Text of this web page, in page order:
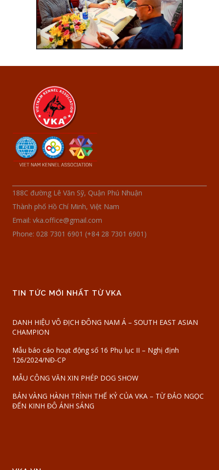
188C đường Lê Văn Sỹ, Quận Phú Nhuận
Thành phố Hồ Chí Minh, Việt Nam
Email: vka.office@gmail.com
Phone: 028 7301 6901 (+84 28 7301 6901)
TIN TỨC MỚI NHẤT TỪ VKA
DANH HIỆU VÔ ĐỊCH ĐÔNG NAM Á – SOUTH EAST ASIAN
CHAMPION
Mẫu báo cáo hoạt động số 16 Phụ lục II – Nghị định
126/2024/NĐ-CP
MẪU CÔNG VĂN XIN PHÉP DOG SHOW
BẢN VÀNG HÀNH TRÌNH THẾ KỶ CỦA VKA – TỪ ĐẢO NGỌC
ĐẾN KINH ĐÔ ÁNH SÁNG